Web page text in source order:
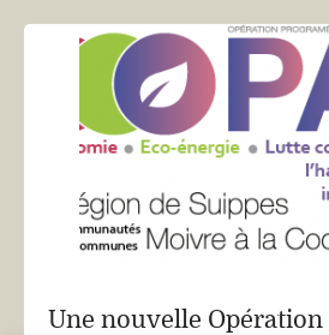
Une nouvelle